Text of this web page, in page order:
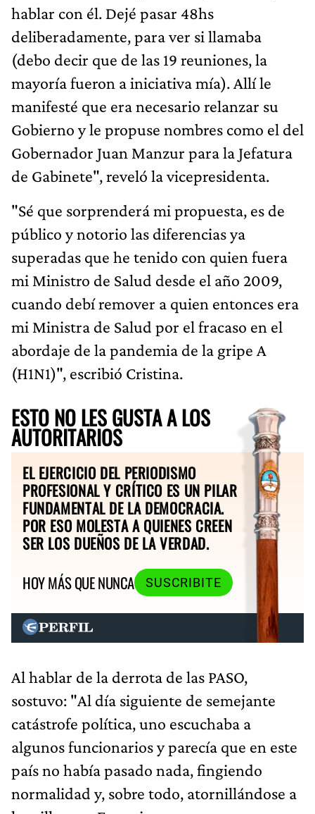
hablar con él. Dejé pasar 48hs
deliberadamente, para ver si llamaba
(debo decir que de las 19 reuniones, la
mayoría fueron a iniciativa mía). Allí le
manifesté que era necesario relanzar su
Gobierno y le propuse nombres como el del
Gobernador Juan Manzur para la Jefatura
de Gabinete", reveló la vicepresidenta.
"Sé que sorprenderá mi propuesta, es de
público y notorio las diferencias ya
superadas que he tenido con quien fuera
mi Ministro de Salud desde el año 2009,
cuando debí remover a quien entonces era
mi Ministra de Salud por el fracaso en el
abordaje de la pandemia de la gripe A
(H1N1)", escribió Cristina.
ESTO NO LES GUSTA A LOS
AUTORITARIOS
EL EJERCICIO DEL PERIODISMO
PROFESIONAL Y CRÍTICO ES UN PILAR
FUNDAMENTAL DE LA DEMOCRACIA.
POR ESO MOLESTA A QUIENES CREEN
SER LOS DUEÑOS DE LA VERDAD.
HOY MÁS QUE NUNCA
SUSCRIBITE
Al hablar de la derrota de las PASO,
sostuvo: "Al día siguiente de semejante
catástrofe política, uno escuchaba a
algunos funcionarios y parecía que en este
país no había pasado nada, fingiendo
normalidad y, sobre todo, atornillándose a